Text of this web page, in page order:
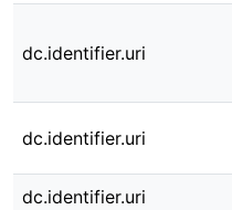
dc.identifier.uri
dc.identifier.uri
dc.identifier.uri